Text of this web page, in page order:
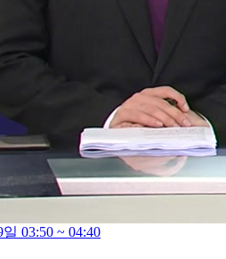
03:50 ~ 04:40